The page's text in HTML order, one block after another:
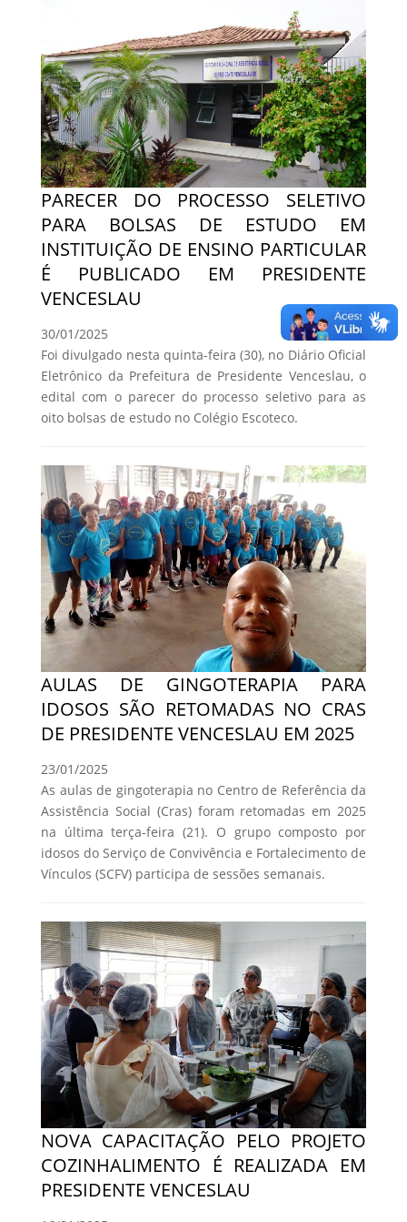
PARECER DO PROCESSO SELETIVO
PARA BOLSAS DE ESTUDO EM
INSTITUIÇÃO DE ENSINO PARTICULAR
É PUBLICADO EM PRESIDENTE
VENCESLAU
30/01/2025
Foi divulgado nesta quinta-feira (30), no Diário Oficial
Eletrônico da Prefeitura de Presidente Venceslau, o
edital com o parecer do processo seletivo para as
oito bolsas de estudo no Colégio Escoteco.
AULAS DE GINGOTERAPIA PARA
IDOSOS SÃO RETOMADAS NO CRAS
DE PRESIDENTE VENCESLAU EM 2025
23/01/2025
As aulas de gingoterapia no Centro de Referência da
Assistência Social (Cras) foram retomadas em 2025
na última terça-feira (21). O grupo composto por
idosos do Serviço de Convivência e Fortalecimento de
Vínculos (SCFV) participa de sessões semanais.
NOVA CAPACITAÇÃO PELO PROJETO
COZINHALIMENTO É REALIZADA EM
PRESIDENTE VENCESLAU